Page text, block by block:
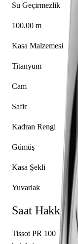
Su Geçirmezlik
100.00 m
Kasa Malzemesi
Titanyum
Cam
Safir
Kadran Rengi
Gümüş
Kasa Şekli
Yuvarlak
Saat Hakkında
Tissot PR 100